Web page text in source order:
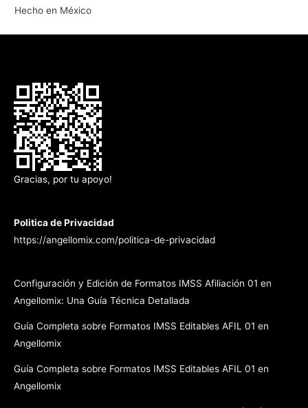
Hecho en México
Gracias, por tu apoyo!
Politica de Privacidad
https://angellomix.com/politica-de-privacidad
Configuración y Edición de Formatos IMSS Afiliación 01 en
Angellomix: Una Guía Técnica Detallada
Guía Completa sobre Formatos IMSS Editables AFIL 01 en
Angellomix
Guía Completa sobre Formatos IMSS Editables AFIL 01 en
Angellomix